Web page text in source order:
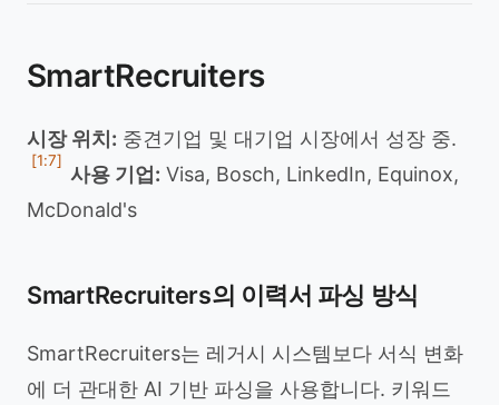
SmartRecruiters
시장 위치: 중견기업 및 대기업 시장에서 성장 중.
[1:7]
사용 기업: Visa, Bosch, LinkedIn, Equinox,
McDonald's
SmartRecruiters의 이력서 파싱 방식
SmartRecruiters는 레거시 시스템보다 서식 변화
에 더 관대한 AI 기반 파싱을 사용합니다. 키워드